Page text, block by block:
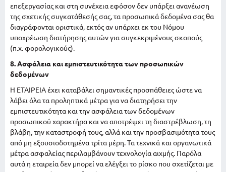
επεξεργασίας και στη συνέχεια εφόσον δεν υπάρξει ανανέωση
της σχετικής συγκατάθεσής σας, τα προσωπικά δεδομένα σας θα
διαγράφονται οριστικά, εκτός αν υπάρχει εκ του Νόμου
υποχρέωση διατήρησης αυτών για συγκεκριμένους σκοπούς
(π.χ. φορολογικούς).
8. Ασφάλεια και εμπιστευτικότητα των προσωπικών
δεδομένων
Η ΕΤΑΙΡΕΙΑ έχει καταβάλει σημαντικές προσπάθειες ώστε να
λάβει όλα τα προληπτικά μέτρα για να διατηρήσει την
εμπιστευτικότητα και την ασφάλεια των δεδομένων
προσωπικού χαρακτήρα και να αποτρέψει τη διαστρέβλωση, τη
βλάβη, την καταστροφή τους, αλλά και την προσβασιμότητα τους
από μη εξουσιοδοτημένα τρίτα μέρη. Τα τεχνικά και οργανωτικά
μέτρα ασφαλείας περιλαμβάνουν τεχνολογία αιχμής. Παρόλα
αυτά η εταιρεία δεν μπορεί να ελέγξει το ρίσκο που σχετίζεται με